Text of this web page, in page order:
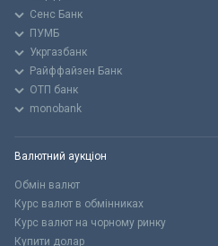
Сенс Банк
ПУМБ
Укргазбанк
Райффайзен Банк
ОТП банк
monobank
Валютний аукціон
Обмін валют
Курс валют в обмінниках
Курс валют на чорному ринку
Купити долар